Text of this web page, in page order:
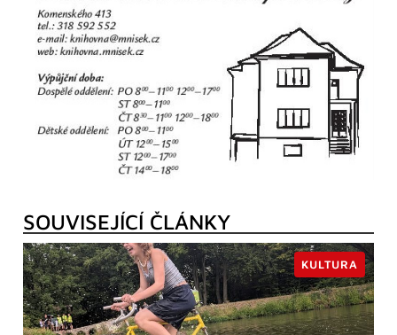
SOUVISEJÍCÍ ČLÁNKY
KULTURA